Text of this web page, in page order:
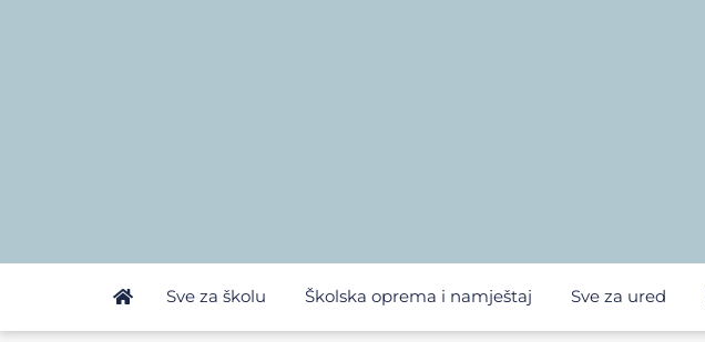
Sve za školu Školska oprema i namještaj Sve za ured